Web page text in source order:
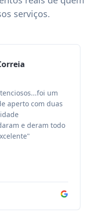
serviços.
um
aperto com duas
e deram todo